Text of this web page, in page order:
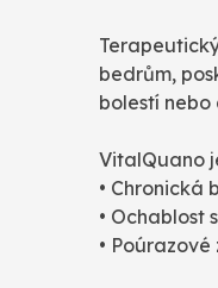
bedrům,
bolestí
VitalQuano
• Chronická
• Ochablost
•